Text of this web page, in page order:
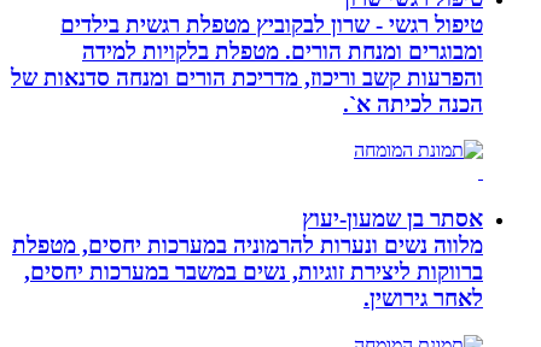
טיפול רגשי - שרון לבקוביץ מטפלת רגשית בילדים
ומבוגרים ומנחת הורים. מטפלת בלקויות למידה
והפרעות קשב וריכוז, מדריכת הורים ומנחה סדנאות של
הכנה לכיתה א`.
אסתר בן שמעון-יעוץ
מלווה נשים ונערות להרמוניה במערכות יחסים, מטפלת
ברווקות ליצירת זוגיות, נשים במשבר במערכות יחסים,
לאחר גירושין.